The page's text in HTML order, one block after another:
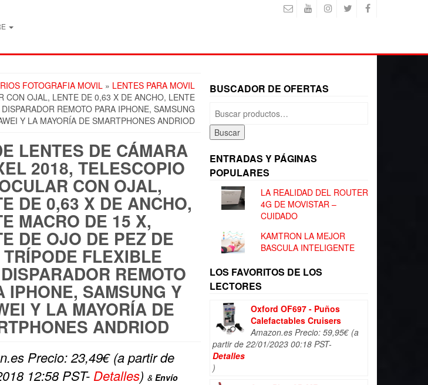
FOTOGRAFIA MOVIL » LENTES PARA MOVIL
CON OJAL, LENTE DE 0,63 X DE ANCHO, LENTE
REMOTO PARA IPHONE, SAMSUNG
Y LA MAYORÍA DE SMARTPHONES ANDRIOD
LENTES DE CÁMARA
2018, TELESCOPIO
CON OJAL,
DE 0,63 X DE ANCHO,
MACRO DE 15 X,
DE OJO DE PEZ DE
TRÍPODE FLEXIBLE
REMOTO
IPHONE, SAMSUNG Y
Y LA MAYORÍA DE
ANDRIOD
Precio:23,49€(a partir de
12:58 PST- Detalles) & Envío
BUSCADOR DE OFERTAS
Buscar
por:
Buscar
ENTRADAS Y PÁGINAS
POPULARES
LA REALIDAD DEL ROUTER
4G DE MOVISTAR –
CUIDADO
KAMTRON LA MEJOR
BASCULA INTELIGENTE
LOS FAVORITOS DE LOS
LECTORES
Oxford OF697 - Puños
Calefactables Cruisers
Amazon.es Precio: 59,95€ (a
partir de 22/01/2023 00:18 PST-
Detalles
)